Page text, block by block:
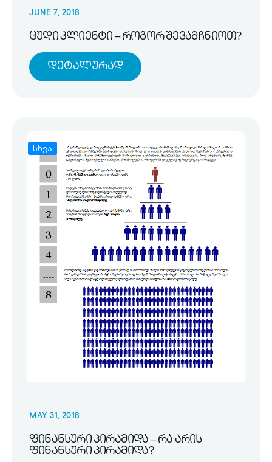
JUNE 7, 2018
ცუდი კლიენტი – როგორ შევამჩნიოთ?
Დეტალურად
სხვა
MAY 31, 2018
ფინანსური პირამიდა – რა არის
ფინანსური პირამიდა?